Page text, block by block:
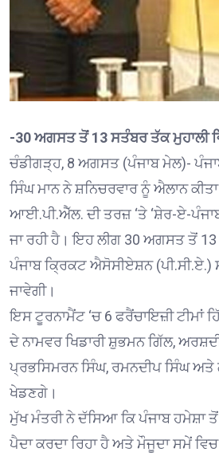
-30 ਅਗਸਤ ਤੋਂ 13 ਸਤੰਬਰ ਤੱਕ ਮੁਹਾਲੀ
ਚੰਡੀਗੜ੍ਹ, 8 ਅਗਸਤ (ਪੰਜਾਬ ਮੇਲ)-
ਸਿੰਘ ਮਾਨ ਨੇ ਸ਼ਨਿਚਰਵਾਰ ਨੂੰ ਐਲਾਨ
ਆਈ.ਪੀ.ਐੱਲ. ਦੀ ਤਰਜ਼ ‘ਤੇ ‘ਸ਼ੇਰ-ਏ-
ਜਾ ਰਹੀ ਹੈ। ਇਹ ਲੀਗ 30 ਅਗਸਤ ਤੋਂ
ਪੰਜਾਬ ਕ੍ਰਿਕਟ ਐਸੋਸੀਏਸ਼ਨ (ਪੀ.ਸੀ.ਏ.)
ਜਾਵੇਗੀ।
ਇਸ ਟੂਰਨਾਮੈਂਟ ‘ਚ 6 ਫਰੈਂਚਾਇਜ਼ੀ ਟੀਮਾਂ
ਦੇ ਨਾਮਵਰ ਖਿਡਾਰੀ ਸ਼ੁਭਮਨ ਗਿੱਲ,
ਪ੍ਰਭਸਿਮਰਨ ਸਿੰਘ, ਰਮਨਦੀਪ ਸਿੰਘ
ਖੇਡਣਗੇ।
ਮੁੱਖ ਮੰਤਰੀ ਨੇ ਦੱਸਿਆ ਕਿ ਪੰਜਾਬ ਹਮੇਸ਼ਾ
ਪੈਦਾ ਕਰਦਾ ਰਿਹਾ ਹੈ ਅਤੇ ਮੌਜੂਦਾ ਸਮੇਂ